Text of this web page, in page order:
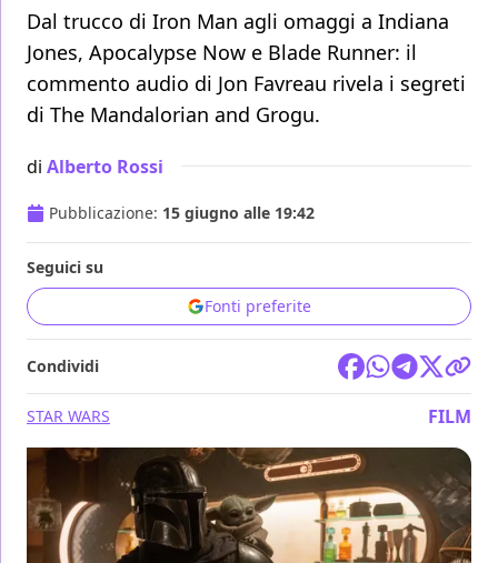
Dal trucco di Iron Man agli omaggi a Indiana
Jones, Apocalypse Now e Blade Runner: il
commento audio di Jon Favreau rivela i segreti
di The Mandalorian and Grogu.
di Alberto Rossi
Pubblicazione: 15 giugno alle 19:42
Seguici su
Fonti preferite
Condividi
STAR WARS FILM